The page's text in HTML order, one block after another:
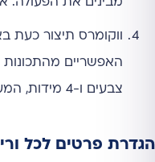
ווקומרס תיצור כעת
צבעים ו-4 מידות, המערכת תיצור 12 וריאציות (3×4).
הגדרת פרטים לכל